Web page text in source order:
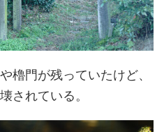
櫓門が残っていたけど、
されている。